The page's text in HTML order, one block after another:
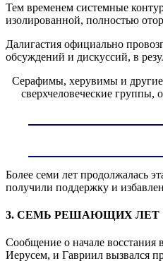
Тем временем системные
изолированной, полностью
Далигастия официально
обсуждений и дискуссий, в
Серафимы, херувимы и другие
сверхчеловеческие
Более семи лет продолжалась
получили поддержку и
3. СЕМЬ РЕШАЮЩИХ ЛЕТ
Сообщение о начале восстания
Иерусем, и Гавриил вызвался